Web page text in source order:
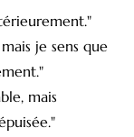
je sens que
mais